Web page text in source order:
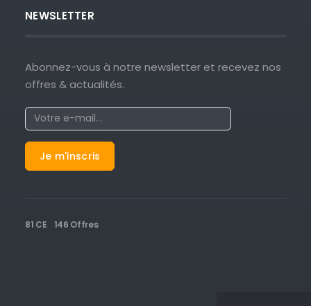
NEWSLETTER
Abonnez-vous à notre newsletter et recevez nos
offres & actualités.
81 CE 146 Offres